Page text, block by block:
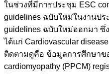
ในช่วงที่มีการประชุม ESC
guidelines ฉบับใหม่ในงานปร
guidelines ฉบับใหม่ออกมา ซึ่
ได้แก่ Cardiovascular
ติดตามดูคือ ข้อมูลการศึกษาข
cardiomyopathy (PPCM)